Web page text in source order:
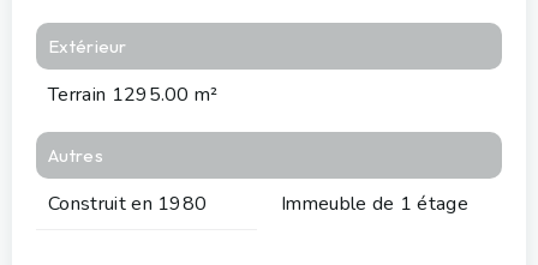
Extérieur
Terrain 1295.00 m²
Autres
Construit en 1980 Immeuble de 1 étage